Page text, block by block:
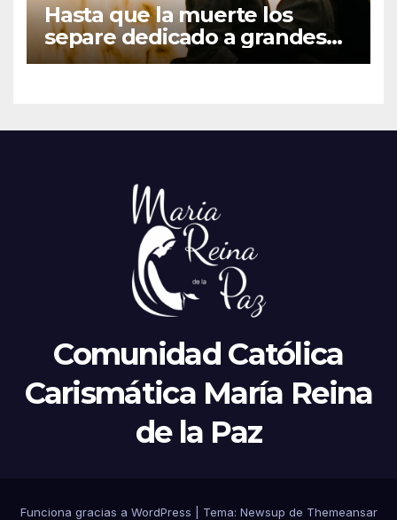
Hasta que la muerte los
separe dedicado a grandes
hombres
Comunidad Católica
Carismática María Reina
de la Paz
Funciona gracias a WordPress Tema: Newsup de Themeansar